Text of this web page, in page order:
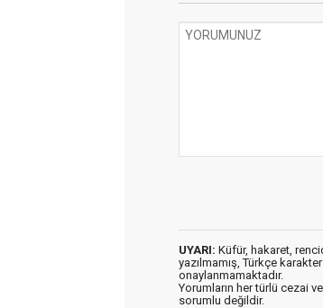
UYARI: Küfür, hakaret,
yazılmamış, Türkçe
onaylanmamaktadır.
Yorumların her türlü cezai
sorumlu değildir.